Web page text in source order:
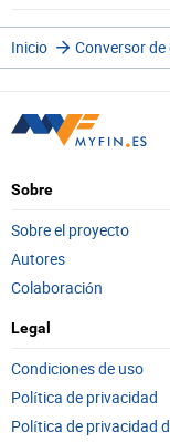
Inicio Conversor
Sobre
Sobre el proyecto
Autores
Colaboración
Legal
Condiciones de uso
Política de privacidad
Política de privacidad